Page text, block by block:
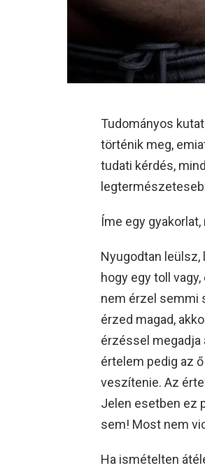
Tudományos
történik meg,
tudati kérdés,
Íme egy
Nyugodtan
hogy egy toll
nem érzel semmi
érzed magad,
érzéssel megadja
értelem pedig az
veszítenie. Az
Jelen esetben ez
sem! Most nem
Ha ismételten